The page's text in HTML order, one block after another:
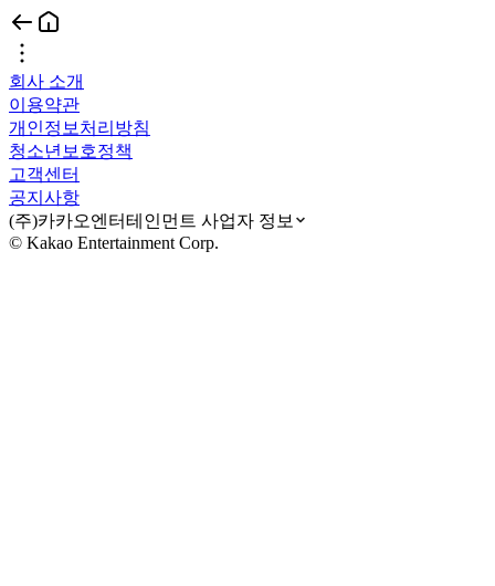
회사 소개
이용약관
개인정보처리방침
청소년보호정책
고객센터
공지사항
(주)카카오엔터테인먼트 사업자 정보
© Kakao Entertainment Corp.